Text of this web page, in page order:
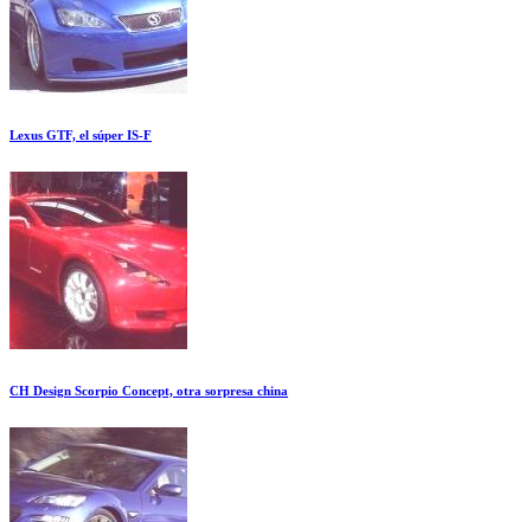
Lexus GTF, el súper IS-F
CH Design Scorpio Concept, otra sorpresa china